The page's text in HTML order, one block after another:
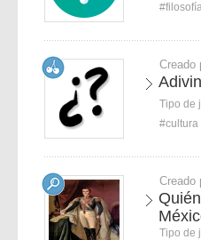
Creado
Tipo de
#cultura
Creado
Tipo de